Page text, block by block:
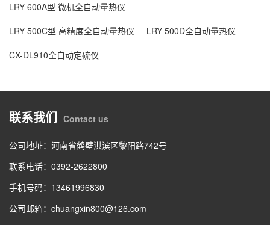
LRY-600A型 微机全自动量热仪
LRY-500C型 高精度全自动量热仪
LRY-500D全自动量热仪
CX-DL910全自动定硫仪
联系我们 Contact us
公司地址：河南省鹤壁淇滨区黎阳路742号
联系电话：0392-2622800
手机号码：13461996830
公司邮箱：chuangxin800@126.com